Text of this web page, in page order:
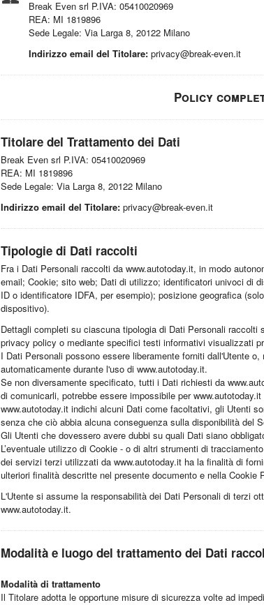
Break Even srl P.IVA: 05410020969
REA: MI 1819896
Sede Legale: Via Larga 8, 20122 Milano
Indirizzo email del Titolare: privacy@break-even.it
Policy
Titolare del Trattamento dei Dati
Break Even srl P.IVA: 05410020969
REA: MI 1819896
Sede Legale: Via Larga 8, 20122 Milano
Indirizzo email del Titolare: privacy@break-even.it
Tipologie di Dati raccolti
Fra i Dati Personali raccolti da www.autotoday.it, in modo
email; Cookie; sito web; Dati di utilizzo; identificatori univoci di
ID o identificatore IDFA, per esempio); posizione geografica
dispositivo).
Dettagli completi su ciascuna tipologia di Dati Personali
privacy policy o mediante specifici testi informativi visualizzati
I Dati Personali possono essere liberamente forniti dall'Utente
automaticamente durante l'uso di www.autotoday.it.
Se non diversamente specificato, tutti i Dati richiesti da
di comunicarli, potrebbe essere impossibile per
www.autotoday.it indichi alcuni Dati come facoltativi, gli Utenti
senza che ciò abbia alcuna conseguenza sulla disponibilità del
Gli Utenti che dovessero avere dubbi su quali Dati siano
L’eventuale utilizzo di Cookie - o di altri strumenti di
dei servizi terzi utilizzati da www.autotoday.it ha la finalità di
ulteriori finalità descritte nel presente documento e nella Cookie
L'Utente si assume la responsabilità dei Dati Personali di terzi
www.autotoday.it.
Modalità e luogo del trattamento dei Dati
Modalità di trattamento
Il Titolare adotta le opportune misure di sicurezza volte ad